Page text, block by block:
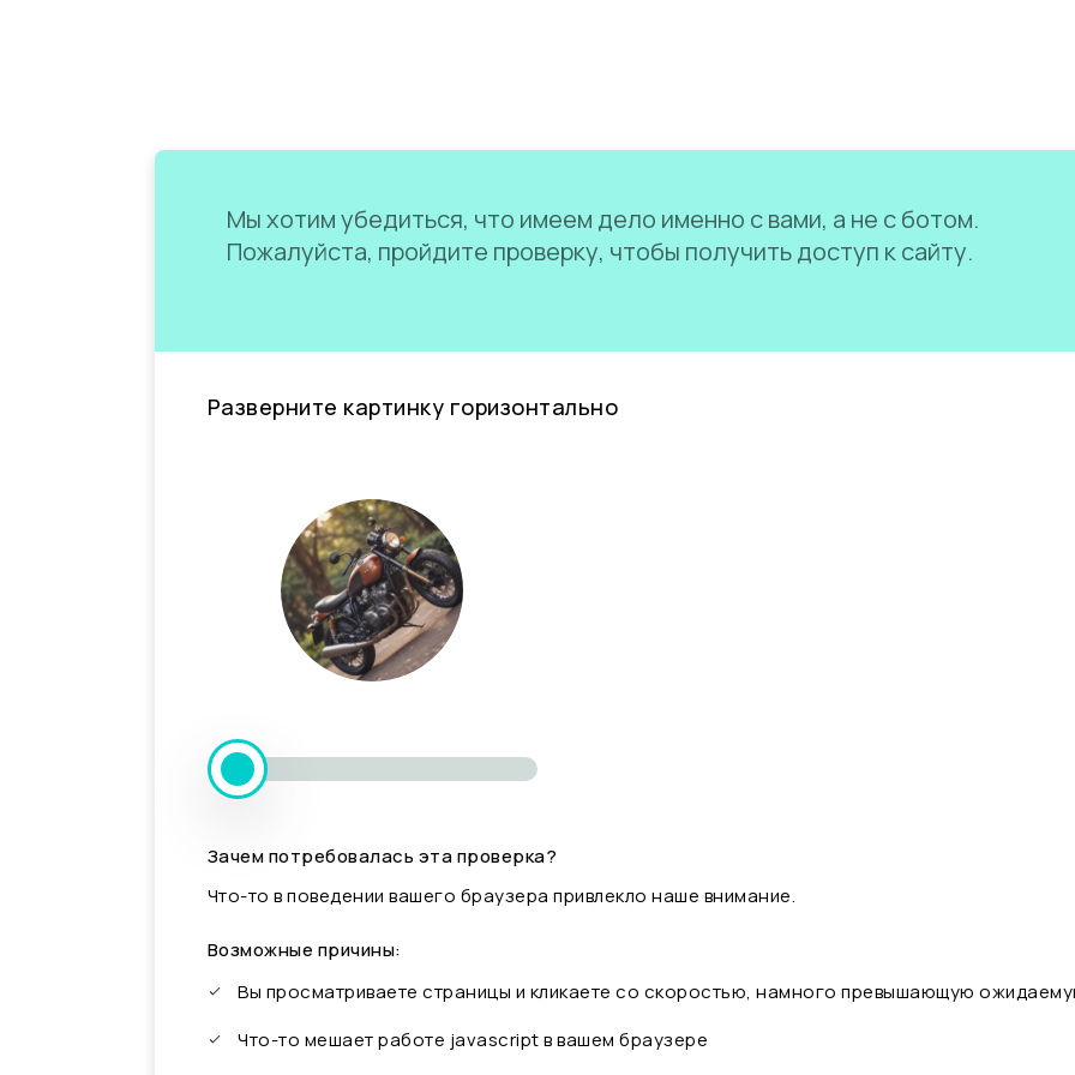
Мы хотим убедиться, что имеем дело именно с вами, а не с ботом.
Пожалуйста, пройдите проверку, чтобы получить доступ к сайту.
Разверните картинку горизонтально
Зачем потребовалась эта проверка?
Что-то в поведении вашего браузера привлекло наше внимание.
Возможные причины:
Вы просматриваете страницы и кликаете со скоростью, намного превышающую
Что-то мешает работе javascript в вашем браузере